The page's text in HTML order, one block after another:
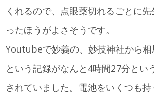
くれるので、点眼薬切れるごとに
ったほうがよさそうです。
Youtubeで妙義の、妙技神社から相
という記録がなんと4時間27分とい
されていました。電池をいくつも